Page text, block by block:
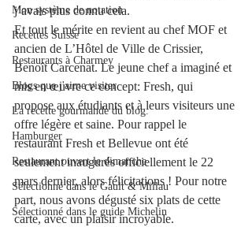
Mon système de notation
Recettes Suisse
Restaurants à Charmey
Blogs que j'aime visiter
La recette gourmande du blog.
Hamburger
Restaurant ouvert le dimanche
Sélectionné dans le Gault & Millau
Sélectionné dans le guide Michelin
j’avais plus connu cela.
Et tout le mérite en revient au chef MOF et
ancien de L’Hôtel de Ville de Crissier,
Benoît Carcenat. Le jeune chef a imaginé et
mis en œuvre ce concept: Fresh, qui
propose aux étudiants et à leurs visiteurs une
offre légère et saine. Pour rappel le
restaurant Fresh et Bellevue ont été
seulement inaugurés officiellement le 22
mars dernier, alors félicitations ! Pour notre
part, nous avons dégusté six plats de cette
carte, avec un plaisir incroyable.